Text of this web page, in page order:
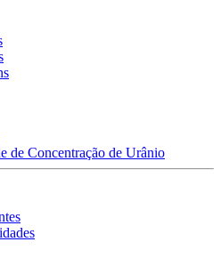
de Concentração de Urânio